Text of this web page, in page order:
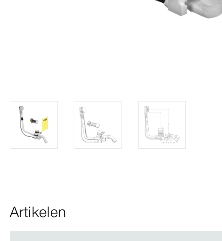
Artikelen